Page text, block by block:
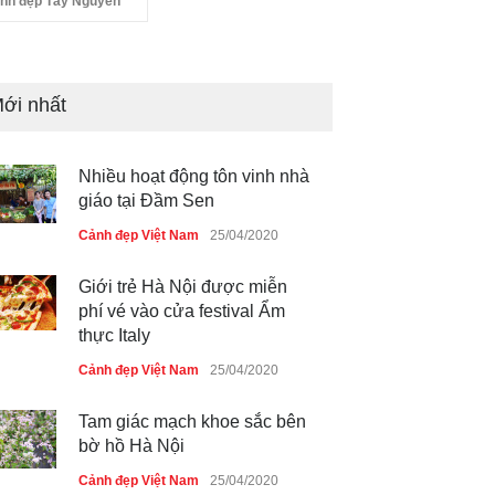
nhất
Nhiều hoạt động tôn vinh nhà
giáo tại Đầm Sen
Cảnh đẹp Việt Nam 25/04/2020
Giới trẻ Hà Nội được miễn
phí vé vào cửa festival Ẩm
thực Italy
Cảnh đẹp Việt Nam 25/04/2020
Tam giác mạch khoe sắc bên
bờ hồ Hà Nội
Cảnh đẹp Việt Nam 25/04/2020